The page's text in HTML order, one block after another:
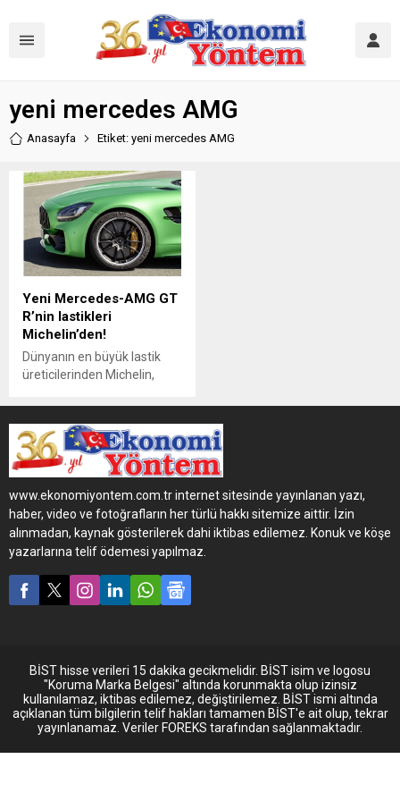
yeni mercedes AMG
Anasayfa Etiket: yeni mercedes AMG
Yeni Mercedes-AMG GT
R’nin lastikleri
Michelin’den!
Dünyanın en büyük lastik
üreticilerinden Michelin,
lastikleriyle dünya devlerinin
tercihi olmaya devam
ediyor. MICHELIN Pilot Sport
Cup 2, yeni Mercedes-AMG
GT R modelini orijinal
ekipman olarak donatacak.
www.ekonomiyontem.com.tr internet sitesinde yayınlanan yazı,
haber, video ve fotoğrafların her türlü hakkı sitemize aittir. İzin
alınmadan, kaynak gösterilerek dahi iktibas edilemez. Konuk ve köşe
yazarlarına telif ödemesi yapılmaz.
BİST hisse verileri 15 dakika gecikmelidir. BİST isim ve logosu
"Koruma Marka Belgesi" altında korunmakta olup izinsiz
kullanılamaz, iktibas edilemez, değiştirilemez. BİST ismi altında
açıklanan tüm bilgilerin telif hakları tamamen BİST'e ait olup, tekrar
yayınlanamaz. Veriler FOREKS tarafından sağlanmaktadır.